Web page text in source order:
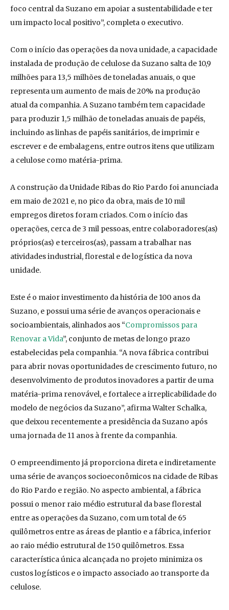
foco central da Suzano em apoiar a sustentabilidade e ter
um impacto local positivo”, completa o executivo.
Com o início das operações da nova unidade, a capacidade
instalada de produção de celulose da Suzano salta de 10,9
milhões para 13,5 milhões de toneladas anuais, o que
representa um aumento de mais de 20% na produção
atual da companhia. A Suzano também tem capacidade
para produzir 1,5 milhão de toneladas anuais de papéis,
incluindo as linhas de papéis sanitários, de imprimir e
escrever e de embalagens, entre outros itens que utilizam
a celulose como matéria-prima.
A construção da Unidade Ribas do Rio Pardo foi anunciada
em maio de 2021 e, no pico da obra, mais de 10 mil
empregos diretos foram criados. Com o início das
operações, cerca de 3 mil pessoas, entre colaboradores(as)
próprios(as) e terceiros(as), passam a trabalhar nas
atividades industrial, florestal e de logística da nova
unidade.
Este é o maior investimento da história de 100 anos da
Suzano, e possui uma série de avanços operacionais e
socioambientais, alinhados aos “Compromissos para
Renovar a Vida”, conjunto de metas de longo prazo
estabelecidas pela companhia. “A nova fábrica contribui
para abrir novas oportunidades de crescimento futuro, no
desenvolvimento de produtos inovadores a partir de uma
matéria-prima renovável, e fortalece a irreplicabilidade do
modelo de negócios da Suzano”, afirma Walter Schalka,
que deixou recentemente a presidência da Suzano após
uma jornada de 11 anos à frente da companhia.
O empreendimento já proporciona direta e indiretamente
uma série de avanços socioeconômicos na cidade de Ribas
do Rio Pardo e região. No aspecto ambiental, a fábrica
possui o menor raio médio estrutural da base florestal
entre as operações da Suzano, com um total de 65
quilômetros entre as áreas de plantio e a fábrica, inferior
ao raio médio estrutural de 150 quilômetros. Essa
característica única alcançada no projeto minimiza os
custos logísticos e o impacto associado ao transporte da
celulose.